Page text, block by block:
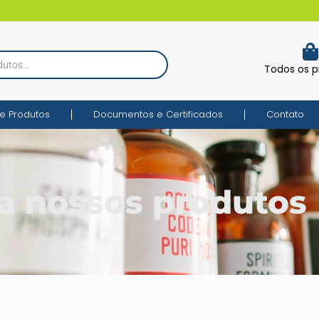
Todos os
Produtos Documentos e Certificados Contato
nossos produtos